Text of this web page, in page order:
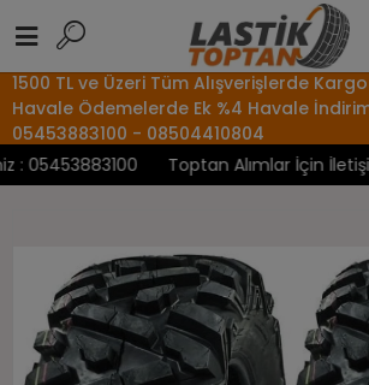
1500 TL ve Üzeri Tüm Alışverişlerde
Havale Ödemelerde Ek %4 Havale
05453883100 - 08504410804
Toptan Alımlar İçin